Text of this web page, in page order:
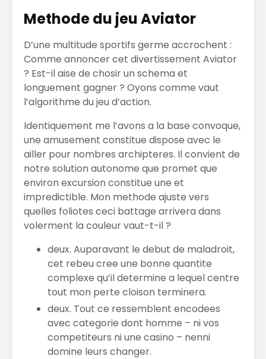
Methode du jeu Aviator
D’une multitude sportifs germe accrochent :
Comme annoncer cet divertissement Aviator
? Est-il aise de chosir un schema et
longuement gagner ? Oyons comme vaut
l’algorithme du jeu d’action.
Identiquement me l’avons a la base convoque,
une amusement constitue dispose avec le
ailler pour nombres archipteres. Il convient de
notre solution autonome que promet que
environ excursion constitue une et
impredictible. Mon methode ajuste vers
quelles foliotes ceci battage arrivera dans
volerment la couleur vaut-t-il ?
deux. Auparavant le debut de maladroit,
cet rebeu cree une bonne quantite
complexe qu’il determine a lequel centre
tout mon perte cloison terminera.
deux. Tout ce ressemblent encodees
avec categorie dont homme – ni vos
competiteurs ni une casino – nenni
domine leurs changer.